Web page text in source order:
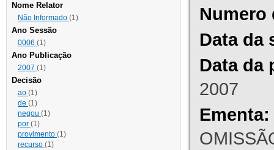
Nome Relator
Não Informado (1)
Ano Sessão
0006 (1)
Ano Publicação
2007 (1)
Decisão
ao (1)
de (1)
negou (1)
por (1)
provimento (1)
recurso (1)
Numero
Data da
Data da
2007
Ementa: